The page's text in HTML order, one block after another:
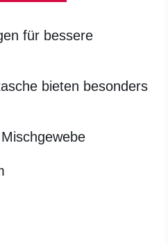
für bessere
bieten besonders